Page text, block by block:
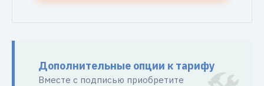
Дополнительные опции к тарифу
Вместе с подписью приобретите